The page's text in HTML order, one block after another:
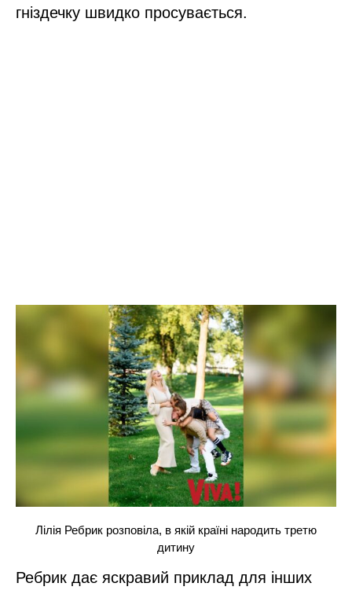
гніздечку швидко просувається.
Лілія Ребрик розповіла, в якій країні народить третю
дитину
Ребрик дає яскравий приклад для інших